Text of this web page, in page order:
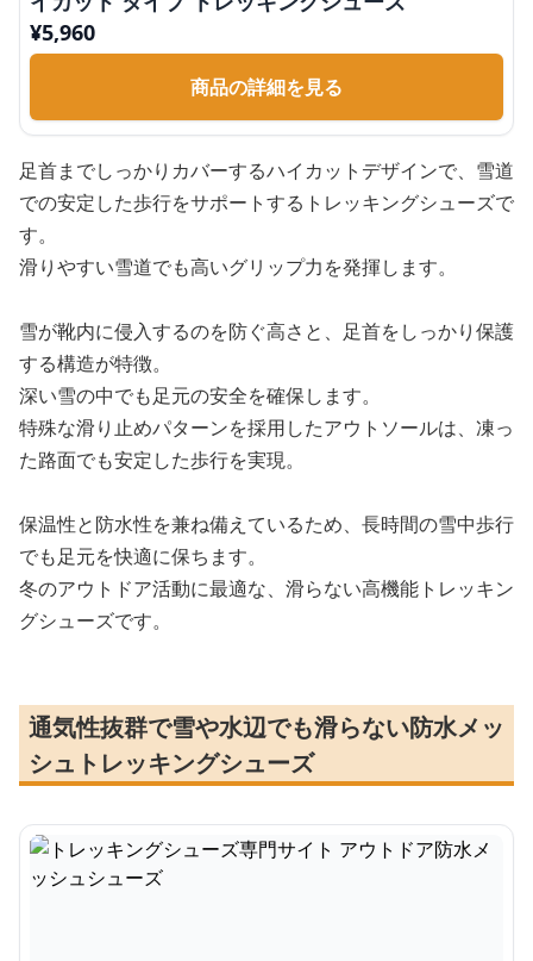
¥5,960
商品の詳細を見る
足首までしっかりカバーするハイカットデザインで、雪道
での安定した歩行をサポートするトレッキングシューズで
す。
滑りやすい雪道でも高いグリップ力を発揮します。
雪が靴内に侵入するのを防ぐ高さと、足首をしっかり保護
する構造が特徴。
深い雪の中でも足元の安全を確保します。
特殊な滑り止めパターンを採用したアウトソールは、凍っ
た路面でも安定した歩行を実現。
保温性と防水性を兼ね備えているため、長時間の雪中歩行
でも足元を快適に保ちます。
冬のアウトドア活動に最適な、滑らない高機能トレッキン
グシューズです。
通気性抜群で雪や水辺でも滑らない防水メッ
シュトレッキングシューズ